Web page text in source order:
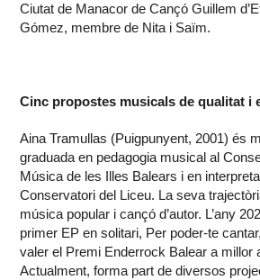
Ciutat de Manacor de Cançó Guillem
Gómez, membre de Nita i Saïm.
Cinc propostes musicals de qualitat i
Aina Tramullas (Puigpunyent, 2001) és
graduada en pedagogia musical al
Música de les Illes Balears i en
Conservatori del Liceu. La seva
música popular i cançó d’autor. L’any
primer EP en solitari, Per poder-te
valer el Premi Enderrock Balear a millor
Actualment, forma part de diversos